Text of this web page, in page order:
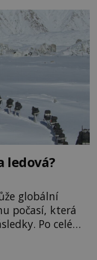
ledová?
globální
počasí, která
Po celé
ledová.
ledovců totiž